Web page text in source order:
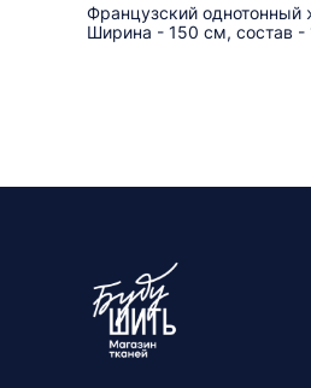
Французский однотонный
Ширина - 150 см, состав -